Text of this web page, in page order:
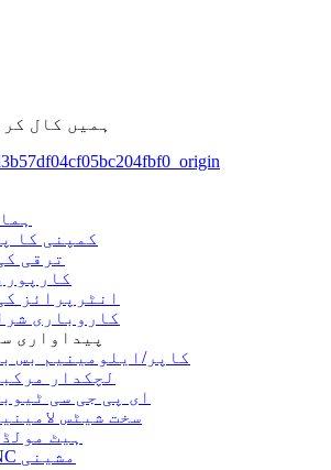
ہمیں کال کریں:+86-
کمپنی کا
ترقی
انٹرپرائز
کاروباری
پیداواری
کاپر/ایلومینیم بس
لچکدار
ای پی جی سی
سخت شیٹس
ہیٹ
CNC مشینی